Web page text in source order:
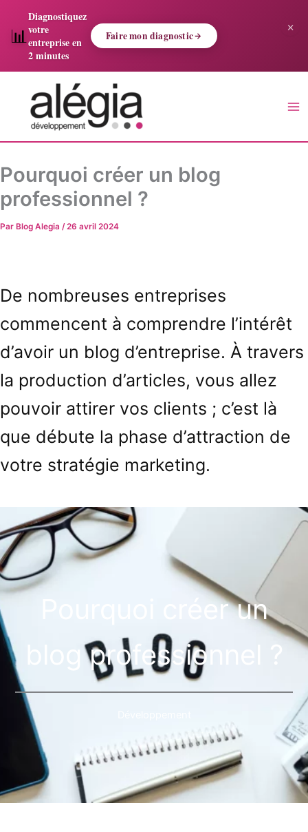
📊
Diagnostiquez
votre
entreprise en
2 minutes
Faire mon diagnostic
×
contenu
Pourquoi créer un blog
professionnel ?
Par Blog Alegia /26 avril 2024
De nombreuses entreprises
commencent à comprendre l’intérêt
d’avoir un blog d’entreprise. À travers
la production d’articles, vous allez
pouvoir attirer vos clients ; c’est là
que débute la phase d’attraction de
votre stratégie marketing.
Pourquoi créer un
blog professionnel ?
adresse